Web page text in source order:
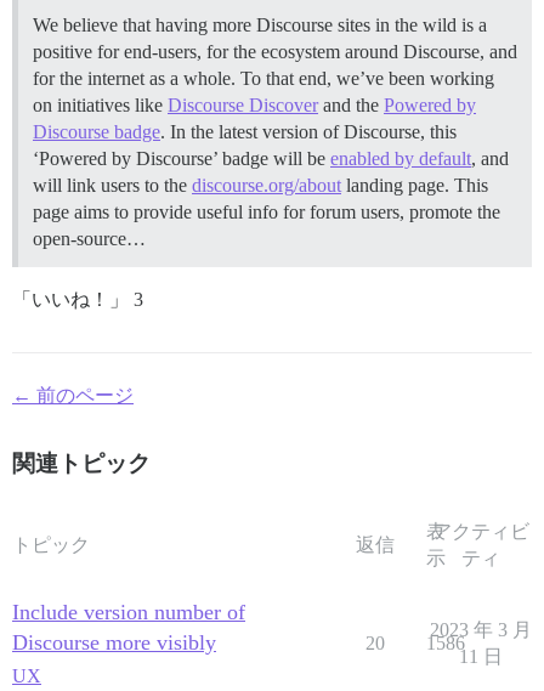
We believe that having more Discourse sites in the wild is a
positive for end-users, for the ecosystem around Discourse, and
for the internet as a whole. To that end, we’ve been working
on initiatives like Discourse Discoverand the Powered by
Discourse badge. In the latest version of Discourse, this
‘Powered by Discourse’ badge will be enabled by default, and
will link users to the discourse.org/about landing page. This
page aims to provide useful info for forum users, promote the
open-source…
「いいね！」 3
← 前のページ
関連トピック
トピック 返信
表
示
アクティビ
ティ
Include version number of
Discourse more visibly
UX
20 1586
2023 年 3 月
11 日